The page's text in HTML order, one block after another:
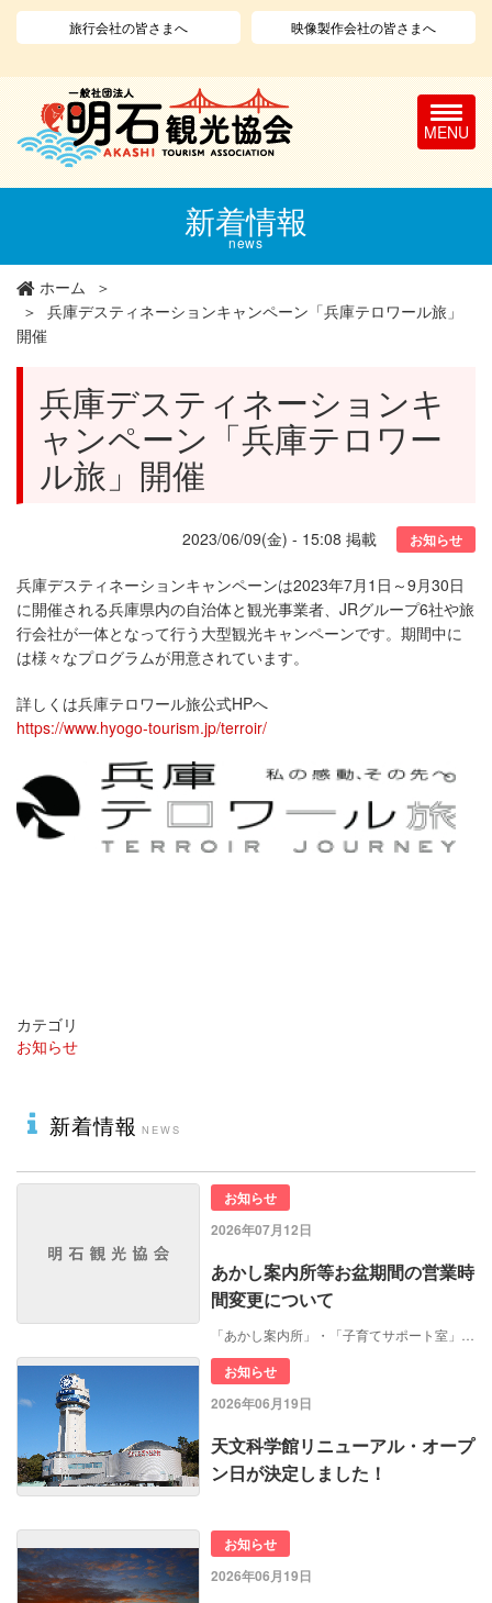
コ
旅行会社の皆さまへ 映像製作会社の皆さまへ
T
o
g
g
a
i
新着情報
news
ホーム
兵庫デスティネーションキャンペーン「兵庫テロワール旅」
開催
兵庫デスティネーションキ
ャンペーン「兵庫テロワー
ル旅」開催
2023/06/09(金) - 15:08 掲載 お知らせ
兵庫デスティネーションキャンペーンは2023年7月1日～9月30日
に開催される兵庫県内の自治体と観光事業者、JRグループ6社や旅
行会社が一体となって行う大型観光キャンペーンです。期間中に
は様々なプログラムが用意されています。
詳しくは兵庫テロワール旅公式HPへ
https://www.hyogo-tourism.jp/terroir/
カテゴリ
お知らせ
新着情報
お知らせ
2026年07月12日
あかし案内所等お盆期間の営業時
間変更について
「あかし案内所」・「子育てサポート室」…
お知らせ
2026年06月19日
天文科学館リニューアル・オープ
ン日が決定しました！
お知らせ
2026年06月19日